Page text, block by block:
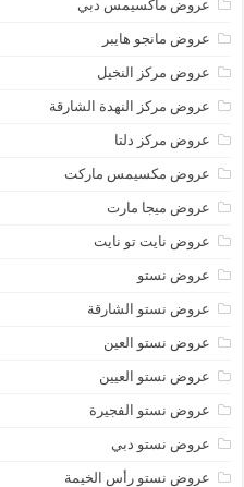
عروض ماكسيمس دبي
عروض مانجو هايبر
عروض مركز النخيل
عروض مركز النهدة الشارقة
عروض مركز دلتا
عروض مكسيمس ماركت
عروض ميجا مارت
عروض نايت تو نايت
عروض نستو
عروض نستو الشارقة
عروض نستو العين
عروض نستو العيين
عروض نستو الفجيرة
عروض نستو دبي
عروض نستو رأس الخيمة